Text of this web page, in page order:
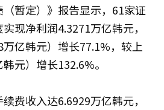
暂定）》报告显示，61家证
现净利润4.3271万亿韩元，
亿韩元）增长77.1%，较上
元）增长132.6%。
费收入达6.6929万亿韩元，